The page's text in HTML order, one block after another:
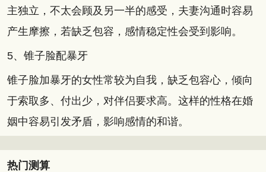
主独立，不太会顾及另一半的感受，夫妻沟通时容易
产生摩擦，若缺乏包容，感情稳定性会受到影响。
5、锥子脸配暴牙
锥子脸加暴牙的女性常较为自我，缺乏包容心，倾向
于索取多、付出少，对伴侣要求高。这样的性格在婚
姻中容易引发矛盾，影响感情的和谐。
热门测算